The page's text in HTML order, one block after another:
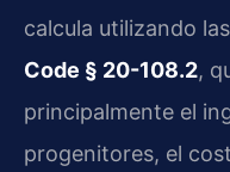
calcula utilizando
Code § 20-108.2,
principalmente el
progenitores, el